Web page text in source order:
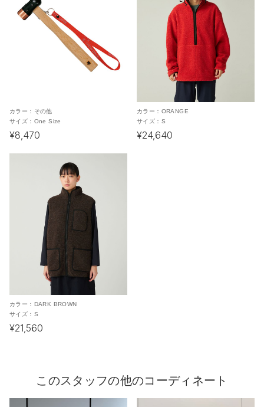
カラー： その他
サイズ： One Size
¥8,470
カラー： ORANGE
サイズ： S
¥24,640
カラー： DARK BROWN
サイズ： S
¥21,560
このスタッフの他のコーディネート